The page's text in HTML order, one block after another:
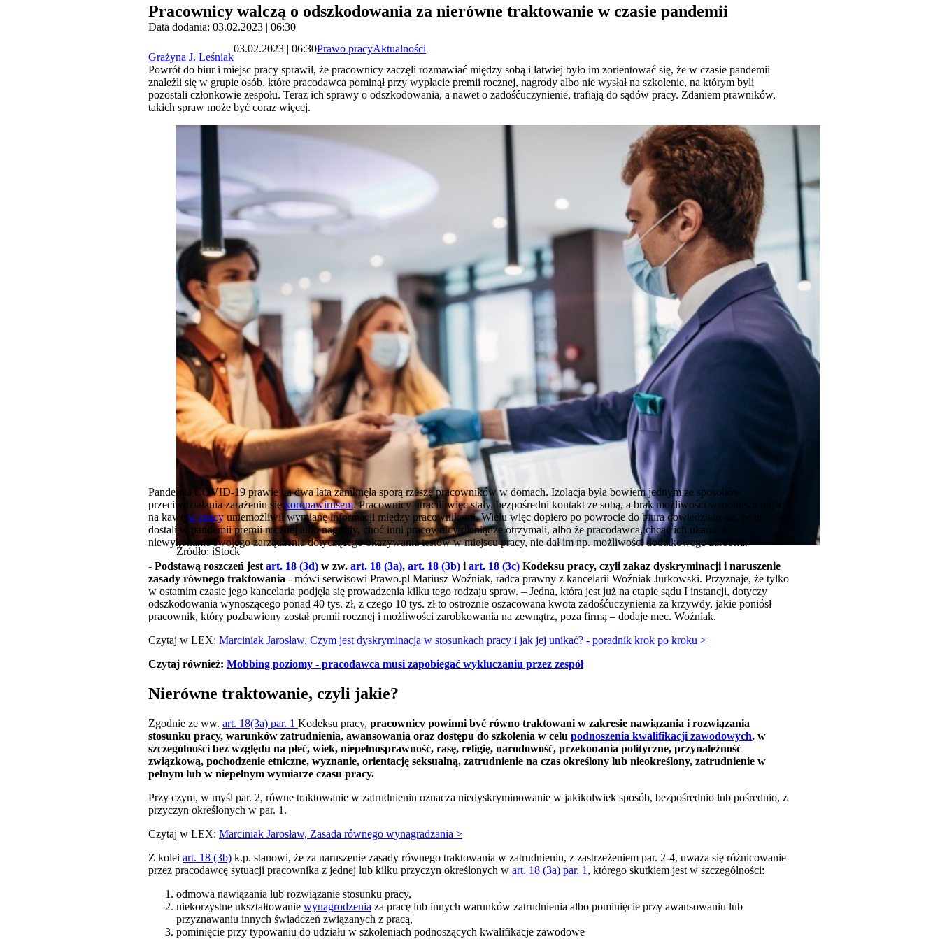
Pracownicy walczą o odszkodowania za nierówne traktowanie w czasie pandemii
Data dodania: 03.02.2023 | 06:30
Grażyna J. Leśniak
03.02.2023 | 06:30Prawo pracyAktualności
Powrót do biur i miejsc pracy sprawił, że pracownicy zaczęli rozmawiać między sobą i łatwiej było im zorientować się, że w czasie pandemii
znaleźli się w grupie osób, które pracodawca pominął przy wypłacie premii rocznej, nagrody albo nie wysłał na szkolenie, na którym byli
pozostali członkowie zespołu. Teraz ich sprawy o odszkodowania, a nawet o zadośćuczynienie, trafiają do sądów pracy. Zdaniem prawników,
takich spraw może być coraz więcej.
Źródło: iStock
Pandemia COVID-19 prawie na dwa lata zamknęła sporą rzeszę pracowników w domach. Izolacja była bowiem jednym ze sposobów
przeciwdziałania zarażeniu się koronawirusem. Pracownicy utracili więc stały, bezpośredni kontakt ze sobą, a brak możliwości wspólnego pójścia
na kawę w pracy uniemożliwił wymianę informacji między pracownikami. Wielu więc dopiero po powrocie do biura dowiedziało się, że np. nie
dostali w pandemii premii rocznej albo nagrody, choć inni pracownicy pieniądze otrzymali, albo że pracodawca, chcąc ich ukarać za
niewykonanie swojego zarządzenia dotyczącego okazywania testów w miejscu pracy, nie dał im np. możliwości dodatkowego zarobku.
- Podstawą roszczeń jestart. 18 (3d) w zw. art. 18 (3a), art. 18 (3b) iart. 18 (3c) Kodeksu pracy, czyli zakaz dyskryminacji i naruszenie
zasady równego traktowania - mówi serwisowi Prawo.pl Mariusz Woźniak, radca prawny z kancelarii Woźniak Jurkowski. Przyznaje, że tylko
w ostatnim czasie jego kancelaria podjęła się prowadzenia kilku tego rodzaju spraw. – Jedna, która jest już na etapie sądu I instancji, dotyczy
odszkodowania wynoszącego ponad 40 tys. zł, z czego 10 tys. zł to ostrożnie oszacowana kwota zadośćuczynienia za krzywdy, jakie poniósł
pracownik, który pozbawiony został premii rocznej i możliwości zarobkowania na zewnątrz, poza firmą – dodaje mec. Woźniak.
Czytaj w LEX: Marciniak Jarosław, Czym jest dyskryminacja w stosunkach pracy i jak jej unikać? - poradnik krok po kroku >
Czytaj również: Mobbing poziomy - pracodawca musi zapobiegać wykluczaniu przez zespół
Nierówne traktowanie, czyli jakie?
Zgodnie ze ww. art. 18(3a) par. 1 Kodeksu pracy, pracownicy powinni być równo traktowani w zakresie nawiązania i rozwiązania
stosunku pracy, warunków zatrudnienia, awansowania oraz dostępu do szkolenia w celu podnoszenia kwalifikacji zawodowych, w
szczególności bez względu na płeć, wiek, niepełnosprawność, rasę, religię, narodowość, przekonania polityczne, przynależność
związkową, pochodzenie etniczne, wyznanie, orientację seksualną, zatrudnienie na czas określony lub nieokreślony, zatrudnienie w
pełnym lub w niepełnym wymiarze czasu pracy.
Przy czym, w myśl par. 2, równe traktowanie w zatrudnieniu oznacza niedyskryminowanie w jakikolwiek sposób, bezpośrednio lub pośrednio, z
przyczyn określonych w par. 1.
Czytaj w LEX: Marciniak Jarosław, Zasada równego wynagradzania >
Z kolei art. 18 (3b) k.p. stanowi, że za naruszenie zasady równego traktowania w zatrudnieniu, z zastrzeżeniem par. 2-4, uważa się różnicowanie
przez pracodawcę sytuacji pracownika z jednej lub kilku przyczyn określonych w art. 18 (3a) par. 1 , którego skutkiem jest w szczególności:
odmowa nawiązania lub rozwiązanie stosunku pracy,
niekorzystne ukształtowanie wynagrodzenia za pracę lub innych warunków zatrudnienia albo pominięcie przy awansowaniu lub
przyznawaniu innych świadczeń związanych z pracą,
pominięcie przy typowaniu do udziału w szkoleniach podnoszących kwalifikacje zawodowe